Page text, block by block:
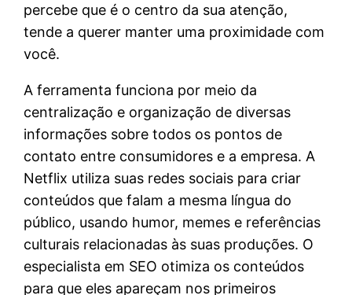
percebe que é o centro da sua atenção,
tende a querer manter uma proximidade com
você.
A ferramenta funciona por meio da
centralização e organização de diversas
informações sobre todos os pontos de
contato entre consumidores e a empresa. A
Netflix utiliza suas redes sociais para criar
conteúdos que falam a mesma língua do
público, usando humor, memes e referências
culturais relacionadas às suas produções. O
especialista em SEO otimiza os conteúdos
para que eles apareçam nos primeiros